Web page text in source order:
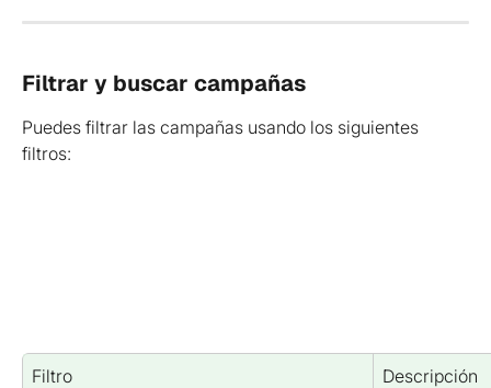
Filtrar y buscar campañas
Puedes filtrar las campañas usando los siguientes
filtros:
Filtro Descripción